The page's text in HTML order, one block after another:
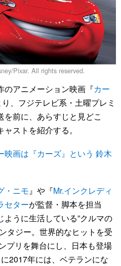
Pixar. All rights reserved.
アニメーション映画『カー
、フジテレビ系・土曜プレミ
前に、あらすじと見どこ
ストを紹介する。
映画は『カーズ』という 鈴木
・ニモ』や『Mr.インクレディ
セターが監督・脚本を担当
うに生活している”クルマの
タジー。世界的なヒットを受
プリを舞台にし、日本も登場
2017年には、ベテランにな